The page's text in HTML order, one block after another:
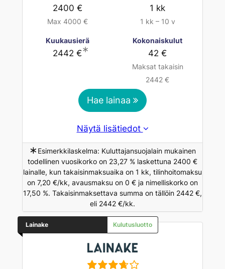
2400 €
Max 4000 €
1 kk
1 kk – 10 v
Kuukausierä
2442 €∗
Kokonaiskulut
42 €
Maksat takaisin
2442 €
Hae lainaa
Näytä lisätiedot
∗ Esimerkkilaskelma: Kuluttajansuojalain mukainen
todellinen vuosikorko on 23,27 % laskettuna 2400 €
lainalle, kun takaisinmaksuaika on 1 kk, tilinhoitomaksu
on 7,20 €/kk, avausmaksu on 0 € ja nimelliskorko on
17,50 %. Takaisinmaksettava summa on tällöin 2442 €,
eli 2442 €/kk.
Lainake Kulutusluotto